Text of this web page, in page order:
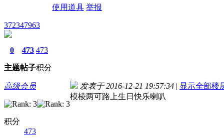
使用道具 举报
372347963
0
主题
473
帖子
473
积分
高级会员
积分
473
发表于 2016-12-21 19:57:34 | 显示全部楼
模棱两可路上生日快乐喇叭